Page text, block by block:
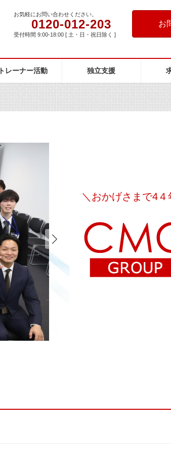
お気軽にお問い合わせください。
0120-012-203
受付時間 9:00-18:00 [ 土・日・祝日除く ]
お
トレーナー活動 独立支援
＼おかげさまで4４